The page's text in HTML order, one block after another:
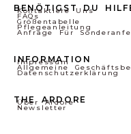
BENÖTIGST DU
Kontaktiere Uns
FAQs
Größentabelle
Pflegeanleitung
Anfrage Für
INFORMATION
Impressum
Allgemeine
Datenschutzerklärung
THE ARDORE
Über Ardore
Newsletter